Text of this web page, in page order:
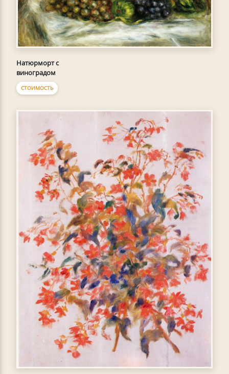
Натюрморт с
виноградом
СТОИМОСТЬ